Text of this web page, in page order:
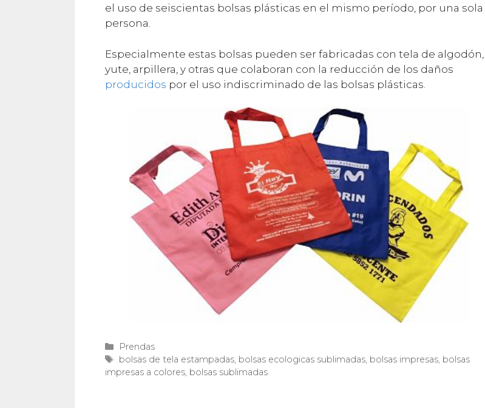
el uso de seiscientas bolsas plásticas en el mismo período, por una sola
persona.
Especialmente estas bolsas pueden ser fabricadas con tela de algodón,
yute, arpillera, y otras que colaboran con la reducción de los daños
producidos por el uso indiscriminado de las bolsas plásticas.
Categorías
Prendas
Etiquetas
bolsas de tela estampadas, bolsas ecologicas sublimadas, bolsas impresas, bolsas
impresas a colores, bolsas sublimadas